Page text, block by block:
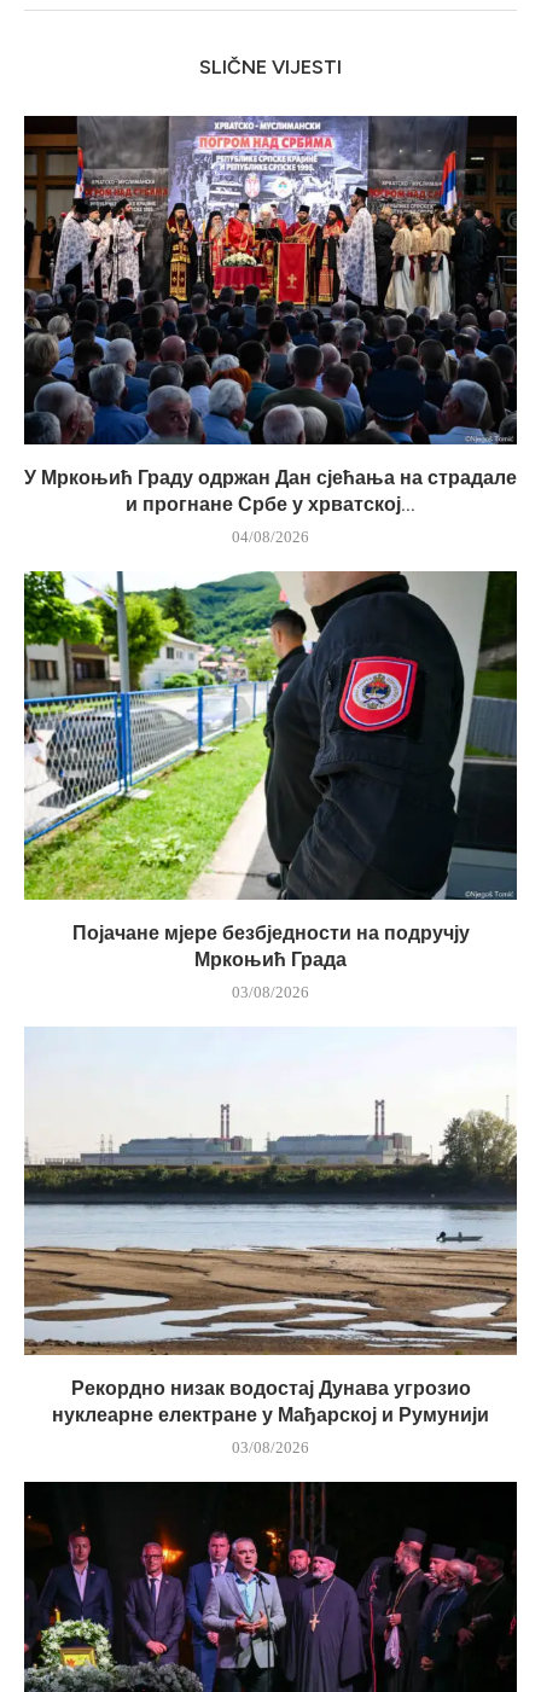
SLIČNE VIJESTI
У Мркоњић Граду одржан Дан сјећања на страдале
и прогнане Србе у хрватској...
04/08/2026
Појачане мјере безбједности на подручју
Мркоњић Града
03/08/2026
Рекордно низак водостај Дунава угрозио
нуклеарне електране у Мађарској и Румунији
03/08/2026